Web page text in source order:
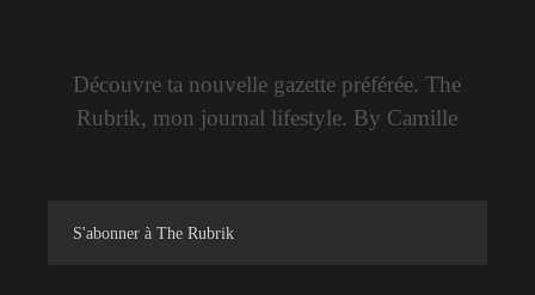
Découvre ta nouvelle gazette préférée. The
Rubrik, mon journal lifestyle. By Camille